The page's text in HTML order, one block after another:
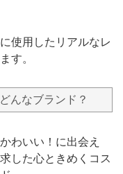
使用したリアルなレ
す。
んなブランド？
わいい！に出会え
した心ときめくコス